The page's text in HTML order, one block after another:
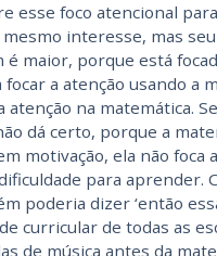
esse foco atencional
mesmo interesse, mas
é maior, porque está
a atenção usando a
atenção na matemática.
dá certo, porque a
motivação, ela não foca
para aprender.
poderia dizer ‘então
curricular de todas as
de música antes da